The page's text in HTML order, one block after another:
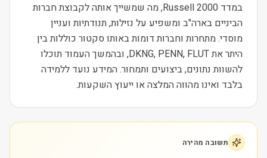
במדד Russell 2000, מה שמשייך אותה לקבוצת חברות
הביניים בארה"ב ומשפיע על נזילות, תנודתיות ועניין
מוסדי. מתחרות וחברות דומות באותו סקטור כוללות בין
היתר את DKNG, PENN, FLUT, ובהמשך העמוד תוכלו
להשוות נתונים, ביצועים ותמחור. המידע נועד ללמידה
בלבד ואינו מהווה המלצה או ייעוץ השקעות.
תשובה מהירה